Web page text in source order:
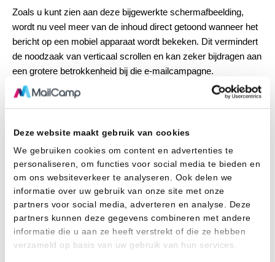
Deze website maakt gebruik van cookies
We gebruiken cookies om content en advertenties te
personaliseren, om functies voor social media te bieden en
om ons websiteverkeer te analyseren. Ook delen we
informatie over uw gebruik van onze site met onze
partners voor social media, adverteren en analyse. Deze
partners kunnen deze gegevens combineren met andere
informatie die u aan ze heeft verstrekt of die ze hebben
verzameld op basis van uw gebruik van hun services.
Zoals u kunt zien aan deze bijgewerkte schermafbeelding,
wordt nu veel meer van de inhoud direct getoond wanneer het
bericht op een mobiel apparaat wordt bekeken. Dit vermindert
de noodzaak van verticaal scrollen en kan zeker bijdragen aan
een grotere betrokkenheid bij die e-mailcampagne.
Vragen? Stuur gerust even een mailtje naar
support@mailcamp.nldan helpen we je op weg!
desktop weergave
mobiele weergave
responsive nieuwsbrief